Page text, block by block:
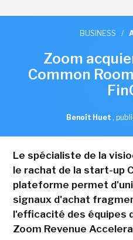
BUSINESS /
Zoom
Common
Benoît Huet ,
Le spécialiste de la
le rachat de la start-up
plateforme permet
signaux d'achat
l'efficacité des équipes
Zoom Revenue